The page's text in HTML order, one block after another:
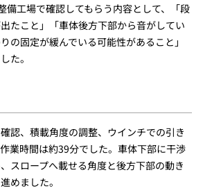
備工場で確認してもらう内容として、「段
たこと」「車体後方下部から音がしてい
の固定が緩んでいる可能性があること」
た。
認、積載角度の調整、ウインチでの引き
業時間は約39分でした。車体下部に干渉
スロープへ載せる角度と後方下部の動き
めました。